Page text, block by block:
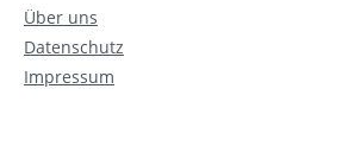
Über uns
Datenschutz
Impressum